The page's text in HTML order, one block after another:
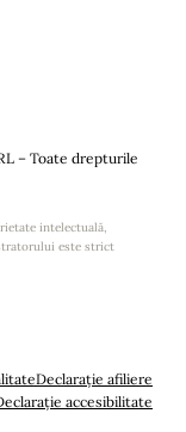
– Toate drepturile
intelectuală,
este strict
Declarație afiliere
accesibilitate